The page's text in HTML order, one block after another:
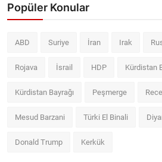
Popüler Konular
ABD Suriye İran Irak
Rojava İsrail HDP Kürdistan
Kürdistan Bayrağı Peşmerge
Mesud Barzani Türki El Binali
Donald Trump Kerkük